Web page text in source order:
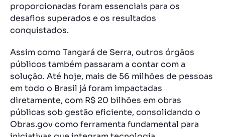
proporcionadas foram essenciais para os
desafios superados e os resultados
conquistados.
Assim como Tangará de Serra, outros órgãos
públicos também passaram a contar com a
solução. Até hoje, mais de 56 milhões de pessoas
em todo o Brasil já foram impactadas
diretamente, com R$ 20 bilhões em obras
públicas sob gestão eficiente, consolidando o
Obras.gov como ferramenta fundamental para